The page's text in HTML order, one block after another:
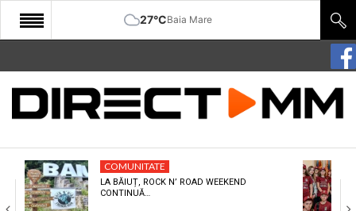
27°CBaia Mare
START
COMUNITATE
CULTURA
ECONOMIE
COMUNITATE
LA BĂIUȚ, ROCK N’ ROAD WEEKEND
CONTINUĂ…